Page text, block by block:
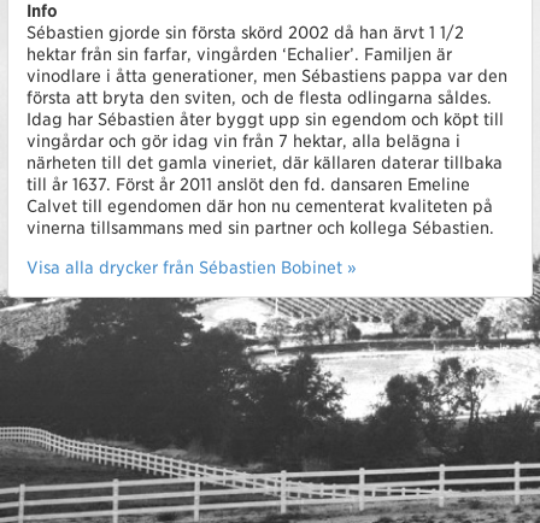
Info
Sébastien gjorde sin första skörd 2002 då han ärvt 1 1/2
hektar från sin farfar, vingården ‘Echalier’. Familjen är
vinodlare i åtta generationer, men Sébastiens pappa var den
första att bryta den sviten, och de flesta odlingarna såldes.
Idag har Sébastien åter byggt upp sin egendom och köpt till
vingårdar och gör idag vin från 7 hektar, alla belägna i
närheten till det gamla vineriet, där källaren daterar tillbaka
till år 1637. Först år 2011 anslöt den fd. dansaren Emeline
Calvet till egendomen där hon nu cementerat kvaliteten på
vinerna tillsammans med sin partner och kollega Sébastien.
Visa alla drycker från Sébastien Bobinet »